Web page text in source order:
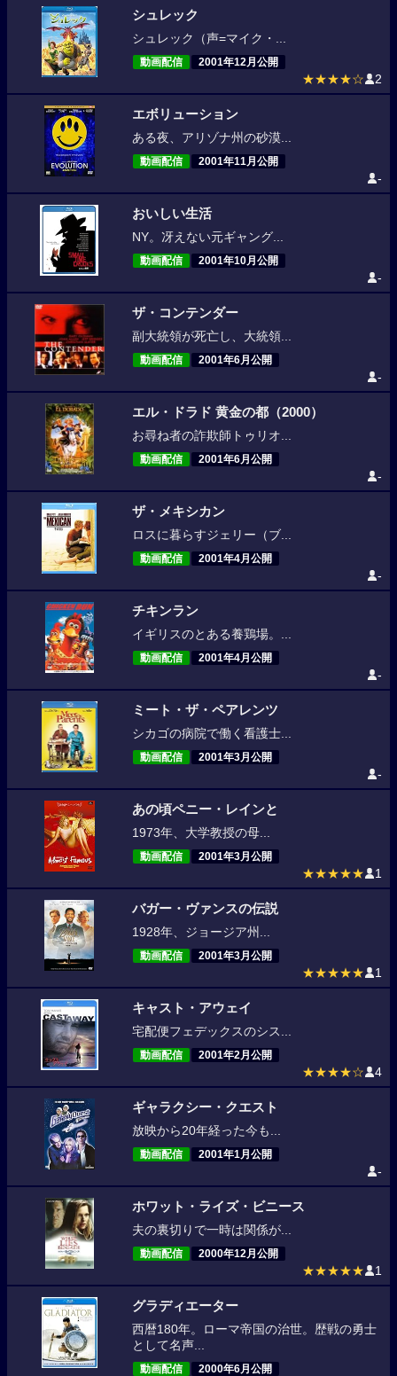
シュレック
シュレック（声=マイク・...
動画配信 2001年12月公開
★★★★☆ 2
エボリューション
ある夜、アリゾナ州の砂漠...
動画配信 2001年11月公開
-
おいしい生活
NY。冴えない元ギャング...
動画配信 2001年10月公開
-
ザ・コンテンダー
副大統領が死亡し、大統領...
動画配信 2001年6月公開
-
エル・ドラド 黄金の都（2000）
お尋ね者の詐欺師トゥリオ...
動画配信 2001年6月公開
-
ザ・メキシカン
ロスに暮らすジェリー（ブ...
動画配信 2001年4月公開
-
チキンラン
イギリスのとある養鶏場。...
動画配信 2001年4月公開
-
ミート・ザ・ペアレンツ
シカゴの病院で働く看護士...
動画配信 2001年3月公開
-
あの頃ペニー・レインと
1973年、大学教授の母...
動画配信 2001年3月公開
★★★★★ 1
バガー・ヴァンスの伝説
1928年、ジョージア州...
動画配信 2001年3月公開
★★★★★ 1
キャスト・アウェイ
宅配便フェデックスのシス...
動画配信 2001年2月公開
★★★★☆ 4
ギャラクシー・クエスト
放映から20年経った今も...
動画配信 2001年1月公開
-
ホワット・ライズ・ビニース
夫の裏切りで一時は関係が...
動画配信 2000年12月公開
★★★★★ 1
グラディエーター
西暦180年。ローマ帝国の治世。歴戦の勇士
として名声...
動画配信 2000年6月公開